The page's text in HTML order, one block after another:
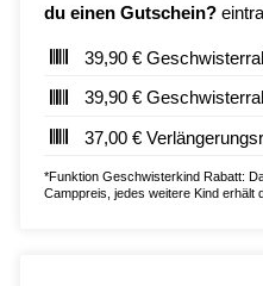
du einen Gutschein?
39,90 €
39,90 €
37,00 €
*Funktion Geschwisterkind Rabatt:
Camppreis, jedes weitere Kind erhält